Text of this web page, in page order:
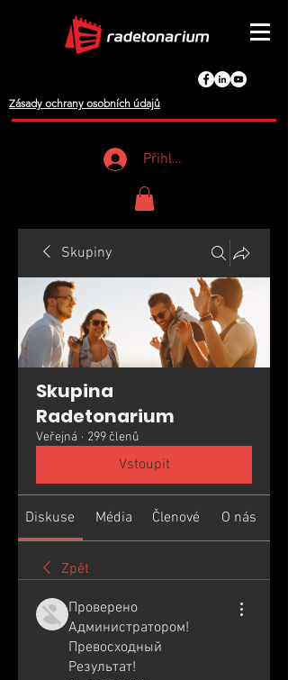
Zásady ochrany osobních údajů
Přihlášení
Skupiny
Skupina
Radetonarium
Veřejná · 299 členů
Vstoupit
Diskuse Média Členové O nás
Zpět
Проверено
Администратором!
Превосходный
Результат!